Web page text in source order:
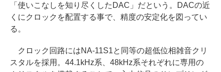
「使いこなしを知り尽くしたDAC」だという。DACの近
くにクロックを配置する事で、精度の安定化を図ってい
る。
クロック回路にはNA-11S1と同等の超低位相雑音クリ
スタルを採用。44.1kHz系、48kHz系それぞれに専用の